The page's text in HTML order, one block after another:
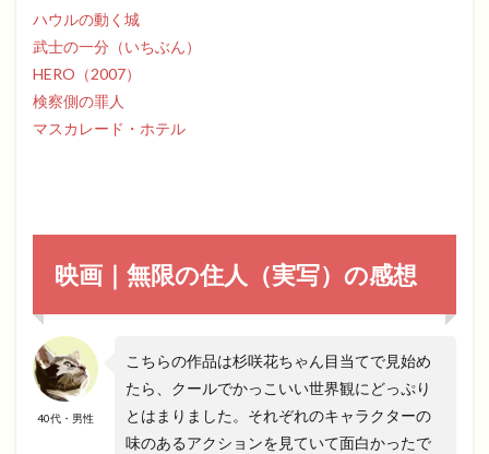
ハウルの動く城
武士の一分（いちぶん）
HERO（2007）
検察側の罪人
マスカレード・ホテル
映画｜無限の住人（実写）の感想
40代・男性
こちらの作品は杉咲花ちゃん目当てで見始め
たら、クールでかっこいい世界観にどっぷり
とはまりました。それぞれのキャラクターの
味のあるアクションを見ていて面白かったで